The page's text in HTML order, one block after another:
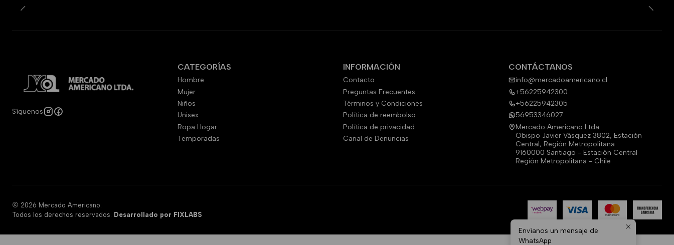
Síguenos
CATEGORÍAS
Hombre
Mujer
Niños
Unisex
Ropa Hogar
Temporadas
INFORMACIÓN
Contacto
Preguntas Frecuentes
Términos y Condiciones
Política de reembolso
Política de privacidad
Canal de Denuncias
CONTÁCTANOS
info@mercadoamericano.cl
+56225942300
+56225942305
56953346027
Mercado Americano Ltda.
Obispo Javier Vásquez 3802, Estación
Central, Región Metropolitana
9160000 Santiago - Estación Central
Región Metropolitana - Chile
2026 Mercado Americano.
Todos los derechos reservados.
Desarrollado por FIXLABS
Envíanos un mensaje de
WhatsApp